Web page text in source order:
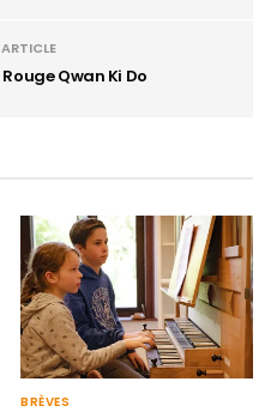
Qwan Ki Do
BRÈVES